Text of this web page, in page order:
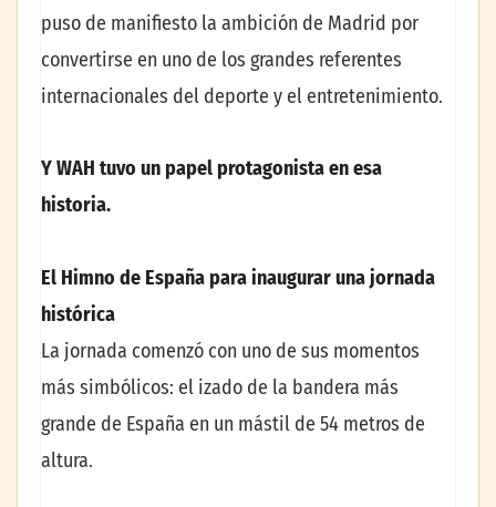
puso de manifiesto la ambición de Madrid por
convertirse en uno de los grandes referentes
internacionales del deporte y el entretenimiento.
Y WAH tuvo un papel protagonista en esa
historia.
El Himno de España para inaugurar una jornada
histórica
La jornada comenzó con uno de sus momentos
más simbólicos: el izado de la bandera más
grande de España en un mástil de 54 metros de
altura.